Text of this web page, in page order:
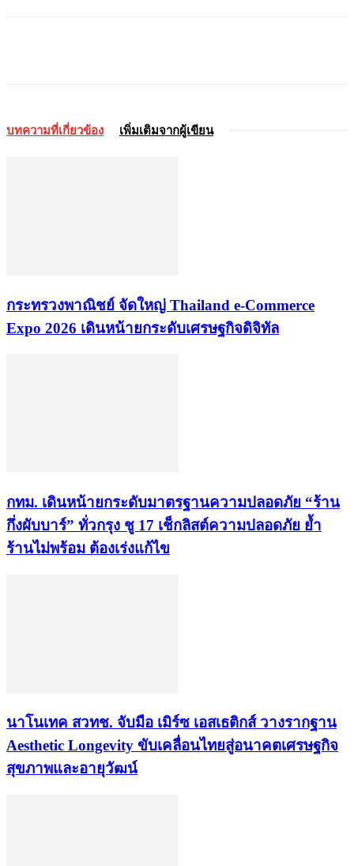
บทความที่เกี่ยวข้อง เพิ่มเติมจากผู้เขียน
กระทรวงพาณิชย์ จัดใหญ่ Thailand e-Commerce
Expo 2026 เดินหน้ายกระดับเศรษฐกิจดิจิทัล
กทม. เดินหน้ายกระดับมาตรฐานความปลอดภัย “ร้าน
กึ่งผับบาร์” ทั่วกรุง ชู 17 เช็กลิสต์ความปลอดภัย ย้ำ
ร้านไม่พร้อม ต้องเร่งแก้ไข
นาโนเทค สวทช. จับมือ เมิร์ซ เอสเธติกส์ วางรากฐาน
Aesthetic Longevity ขับเคลื่อนไทยสู่อนาคตเศรษฐกิจ
สุขภาพและอายุวัฒน์